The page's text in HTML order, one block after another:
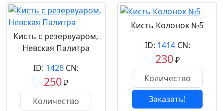
Кисть с резервуаром,
Невская Палитра
ID: 1426CN:
250₽
Кисть Колонок №5
ID: 1414CN:
230₽
Заказать!